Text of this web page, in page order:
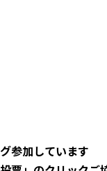
参加しています